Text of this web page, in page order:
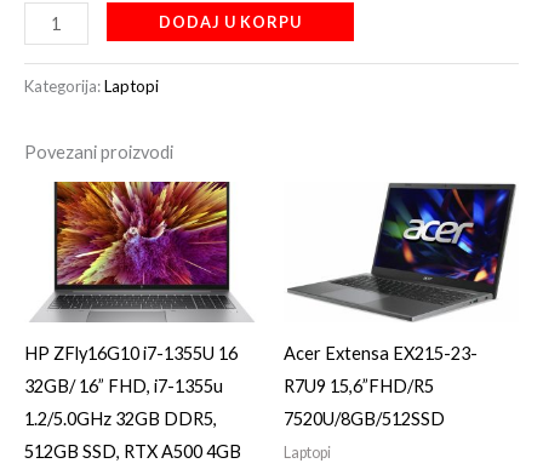
DODAJ U KORPU
Kategorija:Laptopi
Povezani proizvodi
HP ZFly16G10 i7-1355U 16
32GB/ 16” FHD, i7-1355u
1.2/5.0GHz 32GB DDR5,
512GB SSD, RTX A500 4GB
Acer Extensa EX215-23-
R7U9 15,6”FHD/R5
7520U/8GB/512SSD
Laptopi